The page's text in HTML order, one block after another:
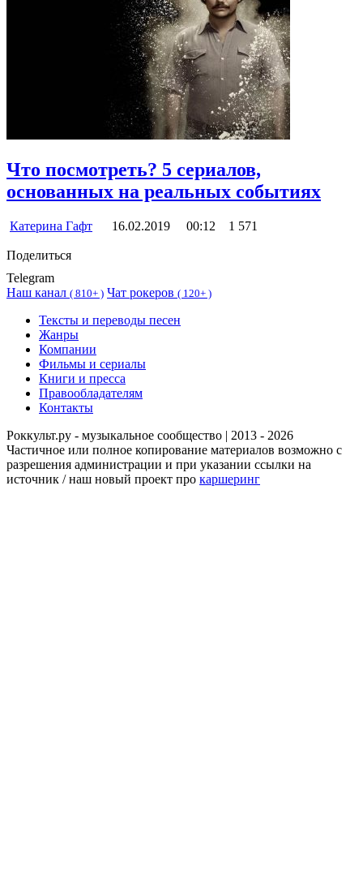
Что посмотреть? 5 сериалов,
основанных на реальных событиях
Катерина Гафт 16.02.2019 00:12 1 571
Поделиться
Telegram
Наш канал ( 810+ ) Чат рокеров ( 120+ )
Тексты и переводы песен
Жанры
Компании
Фильмы и сериалы
Книги и пресса
Правообладателям
Контакты
Роккульт.ру - музыкальное сообщество | 2013 - 2026
Частичное или полное копирование материалов возможно с
разрешения администрации и при указании ссылки на
источник / наш новый проект про каршеринг